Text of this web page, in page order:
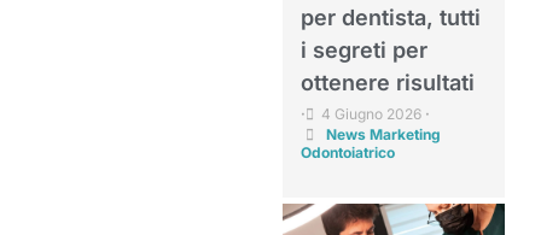
per dentista, tutti
i segreti per
ottenere risultati
• 4 Giugno 2026 •
News Marketing
Odontoiatrico